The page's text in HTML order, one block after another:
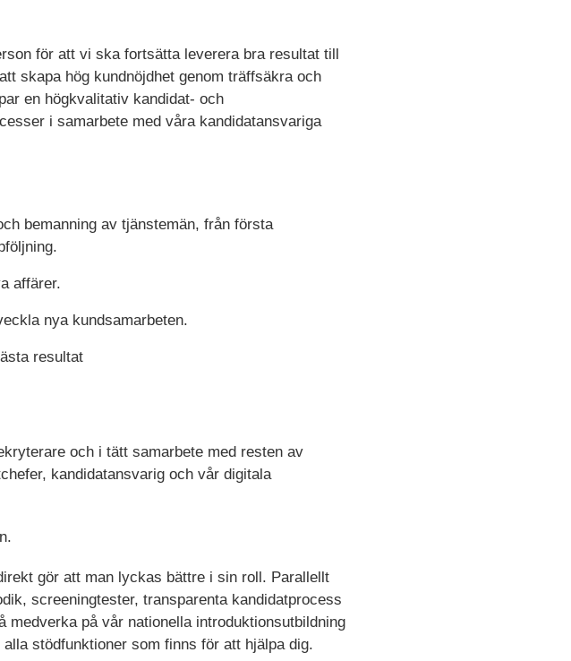
för att vi ska fortsätta leverera bra resultat till
skapa hög kundnöjdhet genom träffsäkra och
en högkvalitativ kandidat- och
i samarbete med våra kandidatansvariga
bemanning av tjänstemän, från första
affärer.
nya kundsamarbeten.
resultat
och i tätt samarbete med resten av
kandidatansvarig och vår digitala
gör att man lyckas bättre i sin roll. Parallellt
screeningtester, transparenta kandidatprocess
på vår nationella introduktionsutbildning
stödfunktioner som finns för att hjälpa dig.